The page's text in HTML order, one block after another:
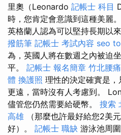
里奧（Leonardo 記帳士 科目
時，您肯定會意識到這種美麗
英格蘭人認為可以堅持長期以
撥筋筆 記帳士 考試內容 seo
為，英國人將在數週之內被迫
平。 記帳士 報名簡章 竹北腰痛
體 換護照 理性的決定確實是
更遠，當時沒有人考慮到。
儘管您仍然需要給硬幣。 搜索
高雄 （那麼也許最好給您2美
好）。 記帳士 職缺 游泳池周